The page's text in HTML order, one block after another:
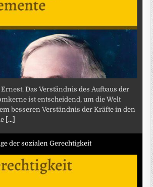
Das Verständnis des Aufbaus der
ist entscheidend, um die Welt
besseren Verständnis der Kräfte in den
[...]
der sozialen Gerechtigkeit